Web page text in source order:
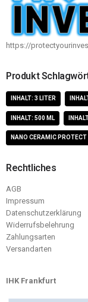
https://
Produkt
INHALT: 3 LITER
INHALT: 500 ML
NANO CERAMIC
Rechtliches
AGB
Impressum
Datenschutzerklärung
Widerrufsbelehrung
Zahlungsarten
Versandarten
IHK Frankfurt